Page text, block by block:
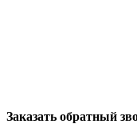
Заказать обратный